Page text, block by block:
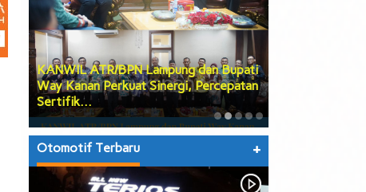
KANWIL ATR/BPN Lampung dan Bupati
Way Kanan Perkuat Sinergi, Percepatan
Sertifik…
Otomotif Terbaru +